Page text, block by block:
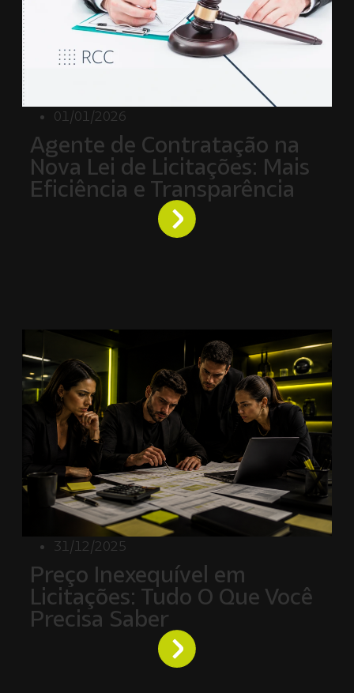
01/01/2026
Agente de Contratação na
Nova Lei de Licitações: Mais
Eficiência e Transparência
31/12/2025
Preço Inexequível em
Licitações: Tudo O Que Você
Precisa Saber